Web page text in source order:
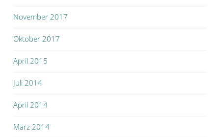
November 2017
Oktober 2017
April 2015
Juli 2014
April 2014
März 2014